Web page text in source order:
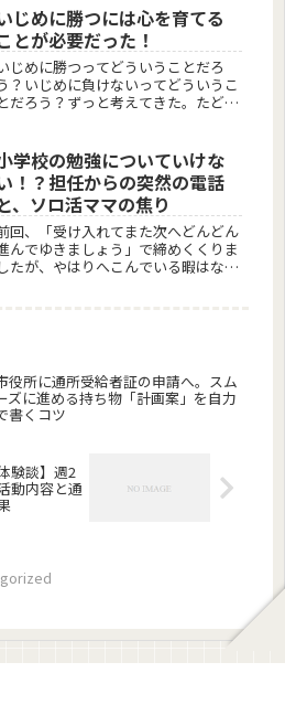
は心がモヤっとするだけで、言葉が
然入ってこないのさ。あなたの言い
...
じめに勝つには心を育てる
とが必要だった！
じめに勝つってどういうことだろ
？いじめに負けないってどういうこ
とだろう？ずっと考えてきた。たどり
かに、【動じない心を育てていける
】だと確信した。いじめられてるの
向...
学校の勉強についていけな
！？担任からの突然の電話
と、ソロ活ママの焦り
回、「受け入れてまた次へどんどん
んでゆきましょう」で締めくくりま
したが、やはりへこんでいる暇はない
役所に通所受給者証の申請へ。スム
ズに進める持ち物「計画案」を自力
書くコツ
験談】週2
動内容と通